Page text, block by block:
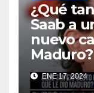
¿Qué
Saab a
nuevo
Maduro?
ENE 17, 2024